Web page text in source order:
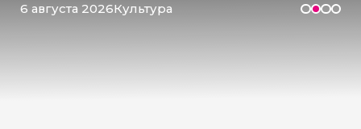
6 августа 2026Культура